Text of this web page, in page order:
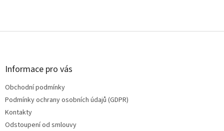
Z
Informace pro vás
Obchodní podmínky
Podmínky ochrany osobních údajů (GDPR)
Kontakty
Odstoupení od smlouvy